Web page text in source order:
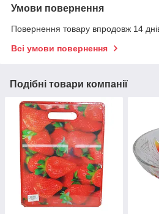
Умови повернення
Повернення товару впродовж 14
Всі умови повернення
Подібні товари компанії